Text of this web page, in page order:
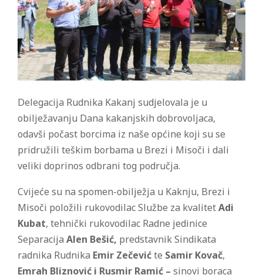
Delegacija Rudnika Kakanj sudjelovala je u
obilježavanju Dana kakanjskih dobrovoljaca,
odavši počast borcima iz naše općine koji su se
pridružili teškim borbama u Brezi i Misoči i dali
veliki doprinos odbrani tog područja.
Cvijeće su na spomen-obilježja u Kaknju, Brezi i
Misoči položili rukovodilac Službe za kvalitetAdi
Kubat, tehnički rukovodilac Radne jedinice
Separacija Alen Bešić, predstavnik Sindikata
radnika Rudnika Emir Zečevićte Samir Kovač,
Emrah Bliznović i Rusmir Ramić – sinovi boraca